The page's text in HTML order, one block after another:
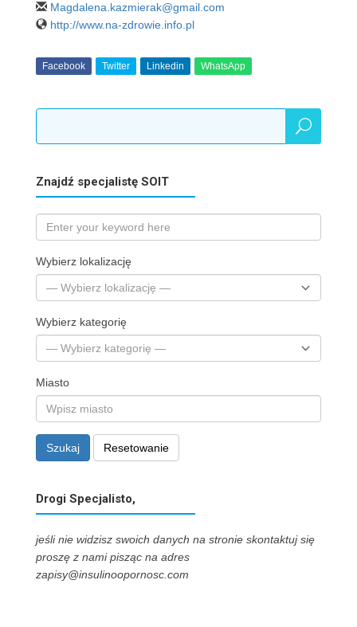
Magdalena.kazmierak@gmail.com
http://www.na-zdrowie.info.pl
Facebook Twitter Linkedin WhatsApp
Znajdź specjalistę SOIT
Wybierz lokalizację
Wybierz kategorię
Miasto
Szukaj Resetowanie
Drogi Specjalisto,
jeśli nie widzisz swoich danych na stronie skontaktuj się
proszę z nami pisząc na adres
zapisy@insulinoopornosc.com